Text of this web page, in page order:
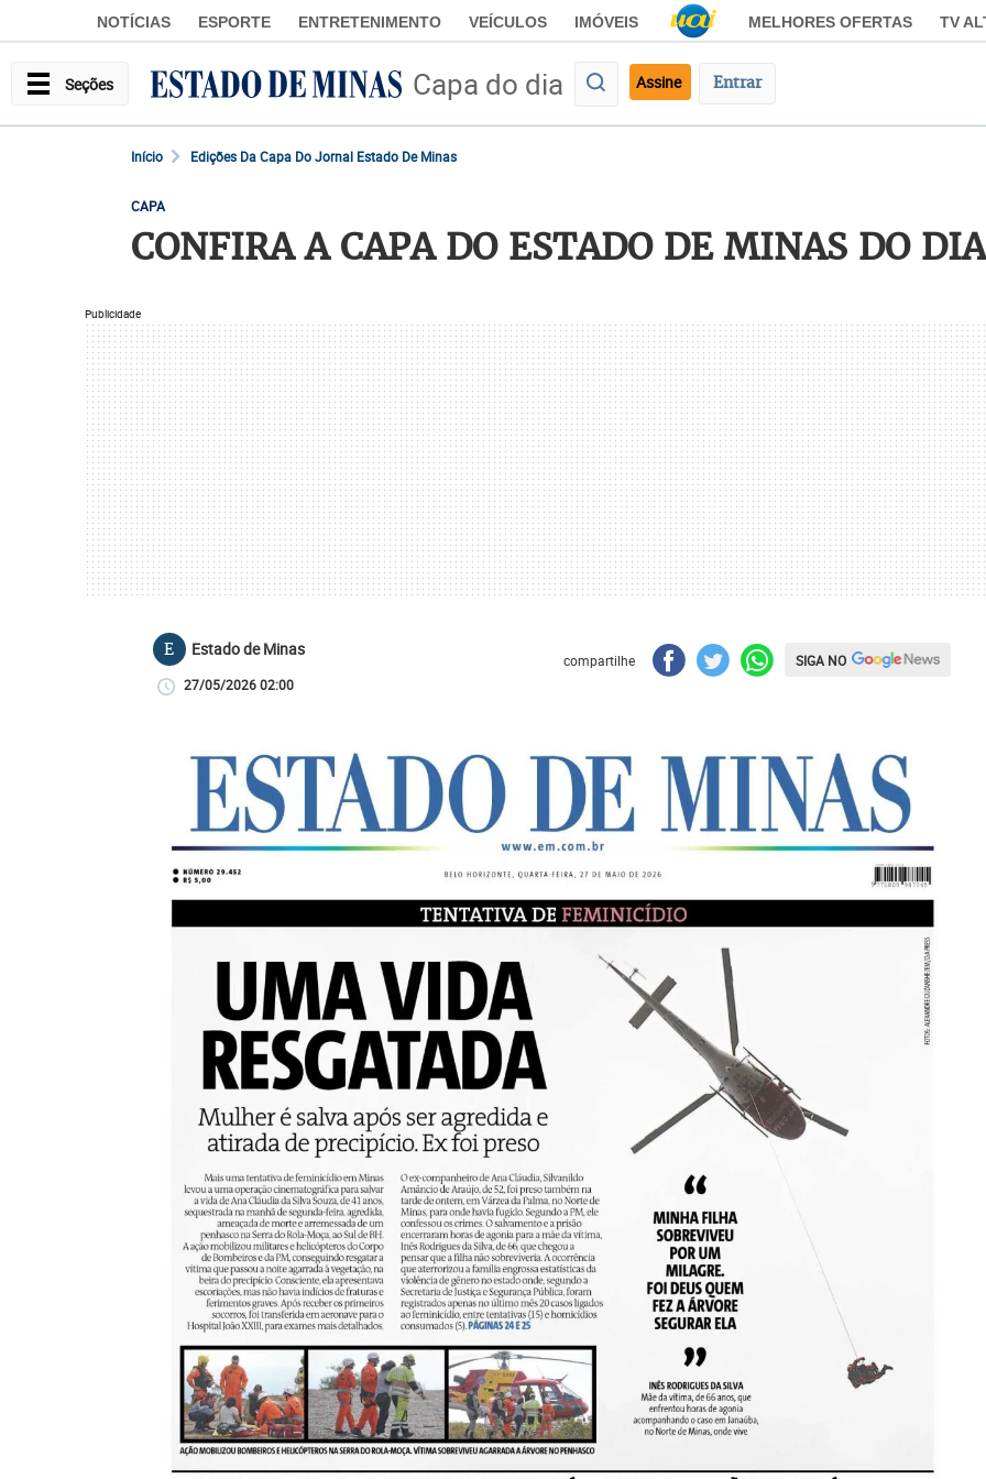
NOTÍCIAS ESPORTE ENTRETENIMENTO VEÍCULOS IMÓVEIS MELHORES OFERTAS TV
Seções Capa do dia Assine Entrar
Início Edições Da Capa Do Jornal Estado De Minas
CAPA
CONFIRA A CAPA DO ESTADO DE MINAS DO
Publicidade
E Estado de Minas
27/05/2026 02:00
compartilhe SIGA NO